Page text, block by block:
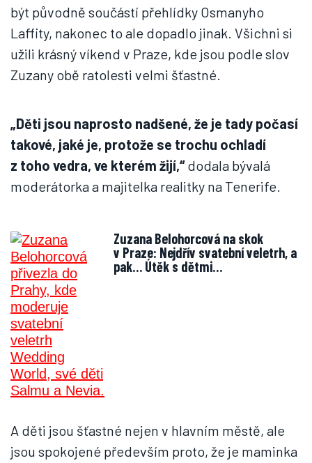
být původně součástí přehlídky Osmanyho
Laffity, nakonec to ale dopadlo jinak. Všichni si
užili krásný víkend v Praze, kde jsou podle slov
Zuzany obě ratolesti velmi šťastné.
„Děti jsou naprosto nadšené, že je tady počasí
takové, jaké je, protože se trochu ochladí
z toho vedra, ve kterém žijí,“dodala bývalá
moderátorka a majitelka realitky na Tenerife.
Zuzana Belohorcová na skok
v Praze: Nejdřív svatební veletrh, a
pak… Útěk s dětmi…
A děti jsou šťastné nejen v hlavním městě, ale
jsou spokojené především proto, že je maminka